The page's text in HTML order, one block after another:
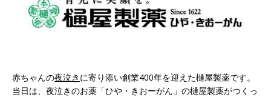
赤ちゃんの夜泣き に寄り添い創業400年を迎えた樋屋製薬です。
当日は、夜泣きのお薬「ひや・きおーがん」の樋屋製薬がつくっ